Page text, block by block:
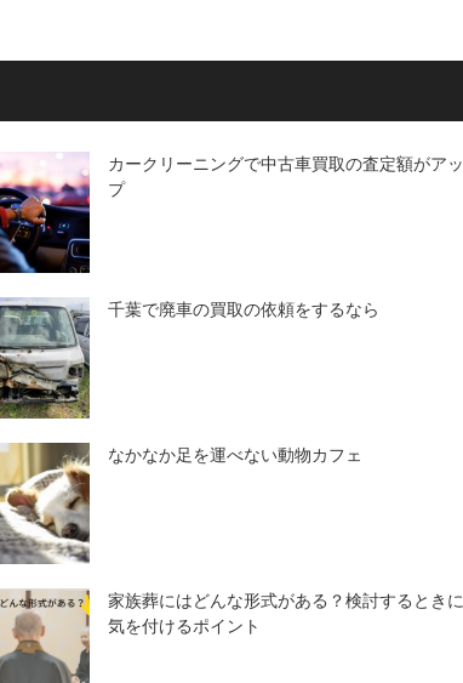
カークリーニングで中古車買取の査定額がアッ
プ
千葉で廃車の買取の依頼をするなら
なかなか足を運べない動物カフェ
家族葬にはどんな形式がある？検討するときに
気を付けるポイント